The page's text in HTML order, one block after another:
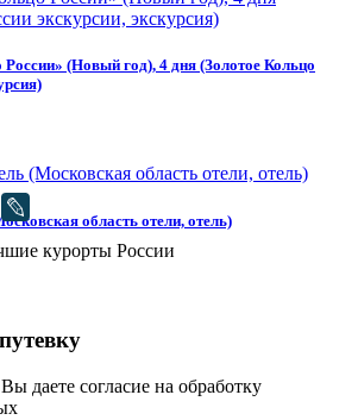
(Новый год), 4 дня (Золотое Кольцо
область отели, отель)
курорты России
даете согласие на обработку